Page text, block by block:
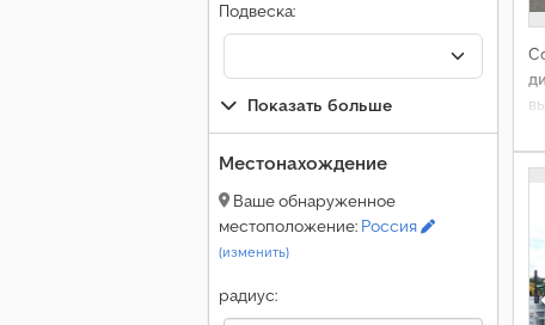
Подвеска:
Показать больше
Местонахождение
Ваше обнаруженное
местоположение: Россия
(изменить)
радиус: